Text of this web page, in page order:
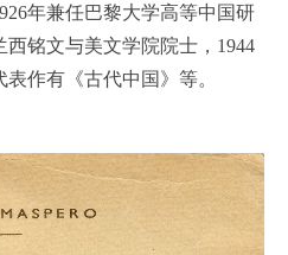
年兼任巴黎大学高等中国研
西铭文与美文学院院士，1944
作有《古代中国》等。